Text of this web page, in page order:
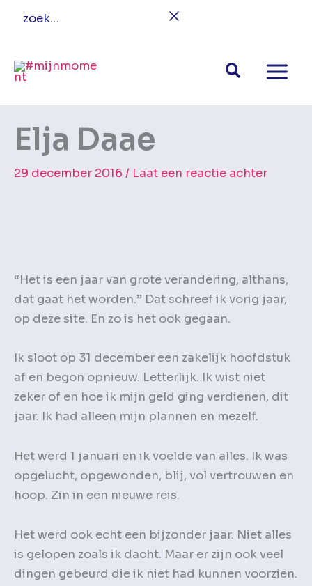
inhoud
Elja Daae
29 december 2016 / Laat een reactie achter
“Het is een jaar van grote verandering, althans,
dat gaat het worden.” Dat schreef ik vorig jaar,
op deze site. En zo is het ook gegaan.
Ik sloot op 31 december een zakelijk hoofdstuk
af en begon opnieuw. Letterlijk. Ik wist niet
zeker of en hoe ik mijn geld ging verdienen, dit
jaar. Ik had alleen mijn plannen en mezelf.
Het werd 1 januari en ik voelde van alles. Ik was
opgelucht, opgewonden, blij, vol vertrouwen en
hoop. Zin in een nieuwe reis.
Het werd ook echt een bijzonder jaar. Niet alles
is gelopen zoals ik dacht. Maar er zijn ook veel
dingen gebeurd die ik niet had kunnen voorzien.